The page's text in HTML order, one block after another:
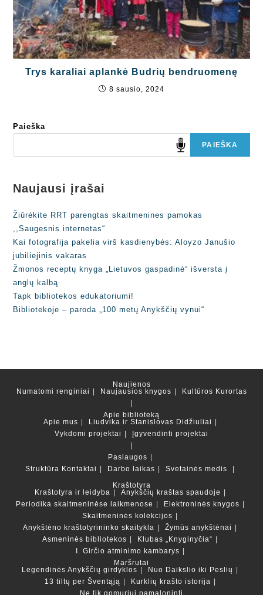
Trys karaliai aplankė Budrių bendruomenę
8 sausio, 2024
Paieška
PAIEŠKA
Naujausi įrašai
Žiūrėkite RRT parengtas skaitmenines pamokas
,,Saugesnis internetas“
Kai fotografija pakelia virš kasdienybės: Aloyzo Janušio
jubiliejinis vakaras
Žmonos receptų knyga „Lietuvos gaspadinė“ išversta į
anglų kalbą
Tapk bibliotekos edukatoriumi!
Bibliotekoje – paroda „100 metų Anykščių vynui“
Naujienos
Numatomi renginiai
Naujausios knygos Kultūros Kurortas
Apie biblioteką
Apie mus
Liudvika ir Stanislovas Didžiuliai
Vykdomi projektai
Įgyvendinti projektai
Paslaugos
Struktūra Kontaktai Darbo laikas
Svetainės medis
Kraštotyra
Kraštotyra ir leidyba
Anykščių kraštas spaudoje
Periodika skaitmeninėse laikmenose
Elektroninės knygos
Skaitmeninės kolekcijos
Anykštėno kraštotyrininko skaitykla
Žymūs anykštėnai
Asmeninės bibliotekos
Klubas „Knyginyčia“
I. Girčio atminimo kambarys
Maršrutai
Legendinės Anykščių girdyklos
Nuo Daikslio iki Peslių
13 tiltų per Šventąją
Kurklių krašto istorija
Ne tik gomuriui pamaloninti